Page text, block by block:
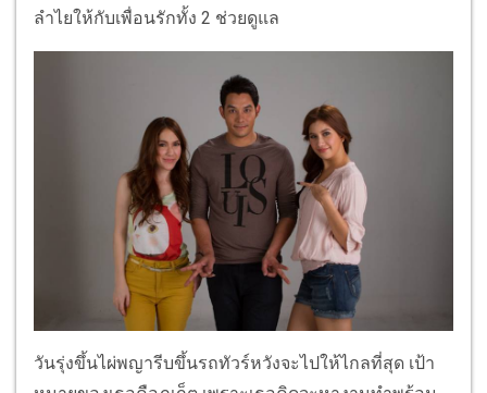
ลำไยให้กับเพื่อนรักทั้ง 2 ช่วยดูแล
วันรุ่งขึ้นไผ่พญารีบขึ้นรถทัวร์หวังจะไปให้ไกลที่สุด เป้า